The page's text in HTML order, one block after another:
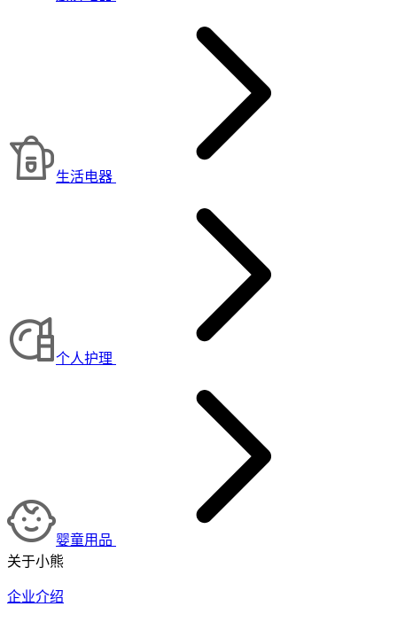
生活电器
个人护理
婴童用品
关于小熊
企业介绍